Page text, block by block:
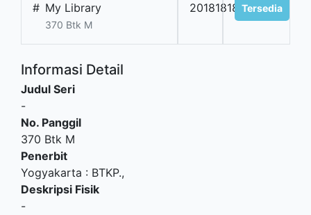
# My Library
370 Btk M
201818181Tersedia
Informasi Detail
Judul Seri
-
No. Panggil
370 Btk M
Penerbit
Yogyakarta : BTKP.,
Deskripsi Fisik
-